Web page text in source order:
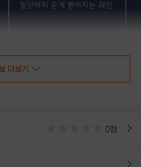
더보기
0점